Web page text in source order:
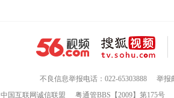
不良信息举报电话：022-65303888
举报
中国互联网诚信联盟 粤通管BBS【2009】第175号